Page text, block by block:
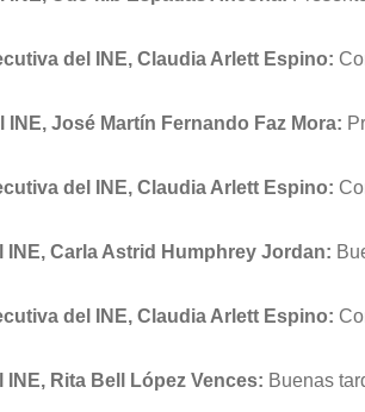
del INE, Claudia Arlett Espino:
INE, José Martín Fernando Faz Mora:
del INE, Claudia Arlett Espino:
INE, Carla Astrid Humphrey Jordan:
del INE, Claudia Arlett Espino:
INE, Rita Bell López Vences: Buenas